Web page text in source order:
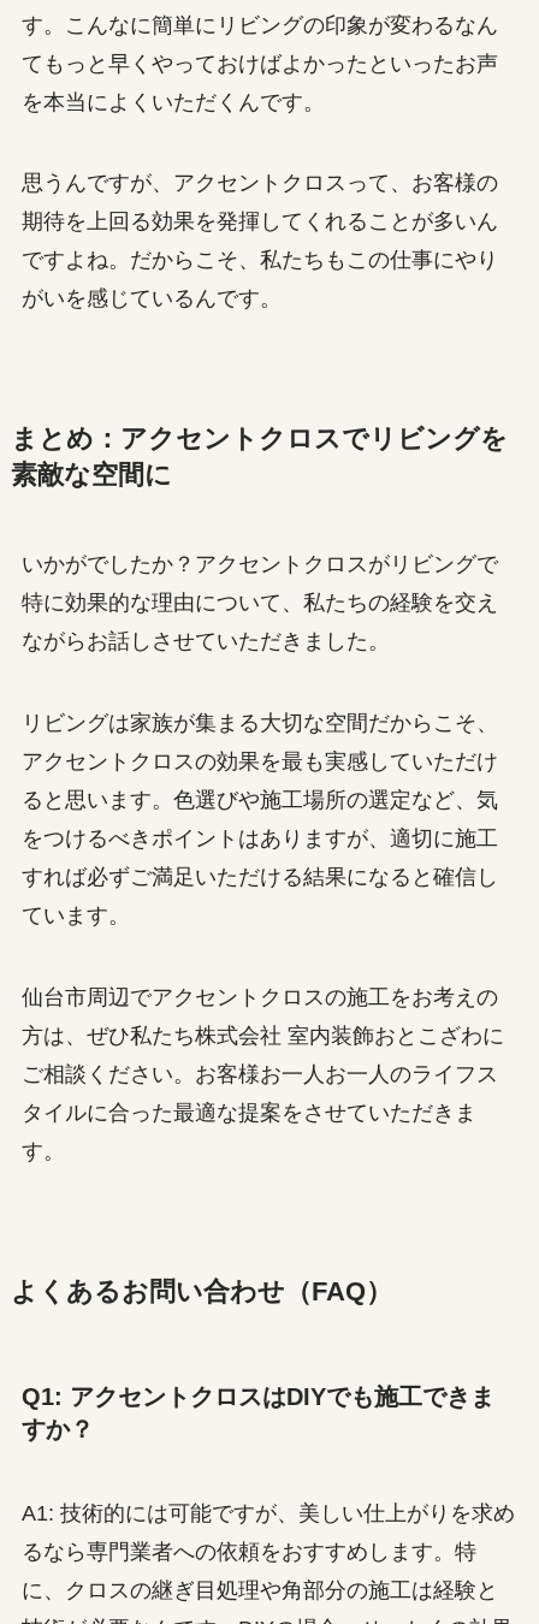
す。こんなに簡単にリビングの印象が変わるなん
てもっと早くやっておけばよかったといったお声
を本当によくいただくんです。
思うんですが、アクセントクロスって、お客様の
期待を上回る効果を発揮してくれることが多いん
ですよね。だからこそ、私たちもこの仕事にやり
がいを感じているんです。
まとめ：アクセントクロスでリビングを
素敵な空間に
いかがでしたか？アクセントクロスがリビングで
特に効果的な理由について、私たちの経験を交え
ながらお話しさせていただきました。
リビングは家族が集まる大切な空間だからこそ、
アクセントクロスの効果を最も実感していただけ
ると思います。色選びや施工場所の選定など、気
をつけるべきポイントはありますが、適切に施工
すれば必ずご満足いただける結果になると確信し
ています。
仙台市周辺でアクセントクロスの施工をお考えの
方は、ぜひ私たち株式会社 室内装飾おとこざわに
ご相談ください。お客様お一人お一人のライフス
タイルに合った最適な提案をさせていただきま
す。
よくあるお問い合わせ（FAQ）
Q1: アクセントクロスはDIYでも施工できま
すか？
A1: 技術的には可能ですが、美しい仕上がりを求め
るなら専門業者への依頼をおすすめします。特
に、クロスの継ぎ目処理や角部分の施工は経験と